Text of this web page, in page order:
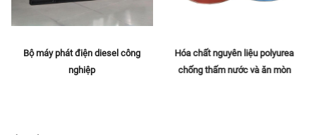
Bộ máy phát điện diesel công
nghiệp
Hóa chất nguyên liệu polyurea
chống thấm nước và ăn mòn